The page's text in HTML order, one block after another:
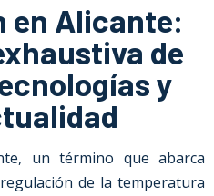
en Alicante:
de
y
, un término que abarca
de la temperatura